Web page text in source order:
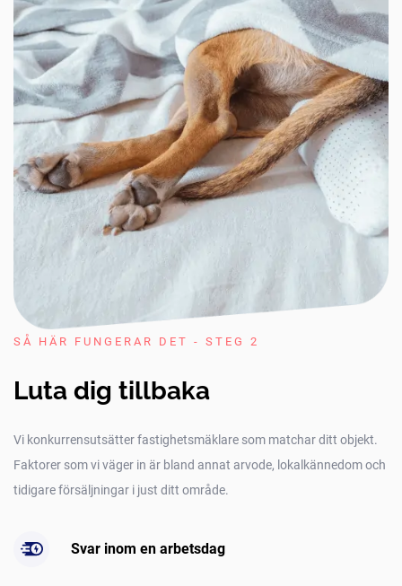
SÅ HÄR FUNGERAR DET - STEG 2
Luta dig tillbaka
Vi konkurrensutsätter fastighetsmäklare som matchar ditt objekt.
Faktorer som vi väger in är bland annat arvode, lokalkännedom och
tidigare försäljningar i just ditt område.
Svar inom en arbetsdag